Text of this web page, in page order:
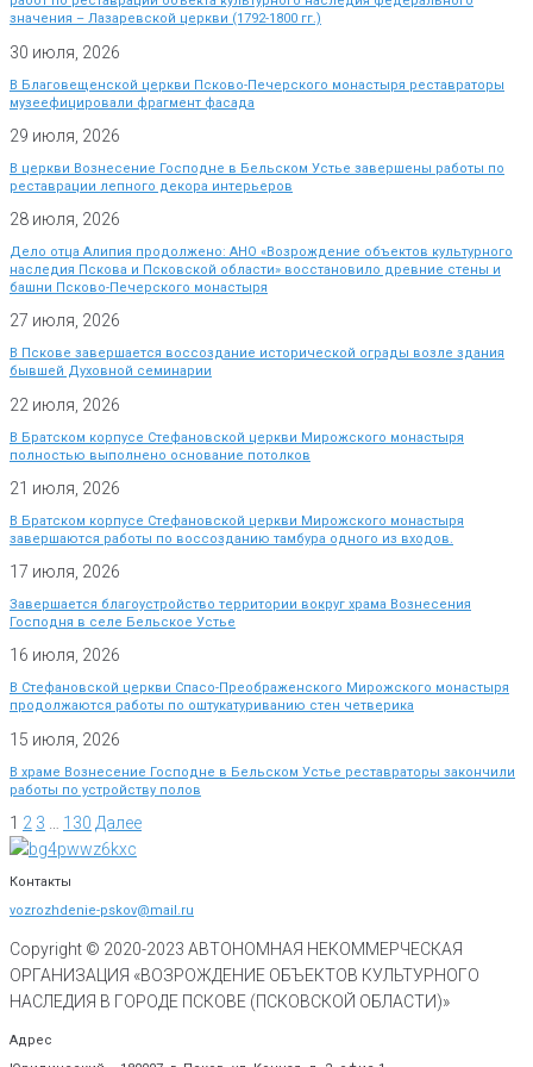
значения – Лазаревской церкви (1792-1800 гг.)
30 июля, 2026
В Благовещенской церкви Псково-Печерского монастыря реставраторы
музеефицировали фрагмент фасада
29 июля, 2026
В церкви Вознесение Господне в Бельском Устье завершены работы по
реставрации лепного декора интерьеров
28 июля, 2026
Дело отца Алипия продолжено: АНО «Возрождение объектов культурного
наследия Пскова и Псковской области» восстановило древние стены и
башни Псково-Печерского монастыря
27 июля, 2026
В Пскове завершается воссоздание исторической ограды возле здания
бывшей Духовной семинарии
22 июля, 2026
В Братском корпусе Стефановской церкви Мирожского монастыря
полностью выполнено основание потолков
21 июля, 2026
В Братском корпусе Стефановской церкви Мирожского монастыря
завершаются работы по воссозданию тамбура одного из входов.
17 июля, 2026
Завершается благоустройство территории вокруг храма Вознесения
Господня в селе Бельское Устье
16 июля, 2026
В Стефановской церкви Спасо-Преображенского Мирожского монастыря
продолжаются работы по оштукатуриванию стен четверика
15 июля, 2026
В храме Вознесение Господне в Бельском Устье реставраторы закончили
работы по устройству полов
1 2 3 130 Далее
Контакты
vozrozhdenie-pskov@mail.ru
Copyright © 2020-2023 АВТОНОМНАЯ НЕКОММЕРЧЕСКАЯ
ОРГАНИЗАЦИЯ «ВОЗРОЖДЕНИЕ ОБЪЕКТОВ КУЛЬТУРНОГО
НАСЛЕДИЯ В ГОРОДЕ ПСКОВЕ (ПСКОВСКОЙ ОБЛАСТИ)»
Адрес